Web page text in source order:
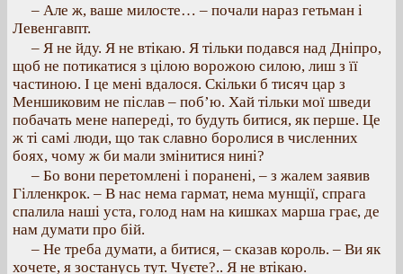
– Але ж, ваше милосте… – почали нараз гетьман і
Левенгавпт.
– Я не йду. Я не втікаю. Я тільки подався над Дніпро,
щоб не потикатися з цілою ворожою силою, лиш з її
частиною. І це мені вдалося. Скільки б тисяч цар з
Меншиковим не післав – поб’ю. Хай тільки мої шведи
побачать мене напереді, то будуть битися, як перше. Це
ж ті самі люди, що так славно боролися в численних
боях, чому ж би мали змінитися нині?
– Бо вони перетомлені і поранені, – з жалем заявив
Гілленкрок. – В нас нема гармат, нема мунщії, спрага
спалила наші уста, голод нам на кишках марша грає, де
нам думати про бій.
– Не треба думати, а битися, – сказав король. – Ви як
хочете, я зостанусь тут. Чуєте?.. Я не втікаю.